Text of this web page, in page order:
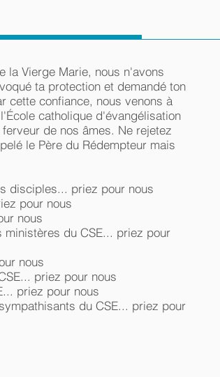
la Vierge Marie, nous n'avons
ta protection et demandé ton
cette confiance, nous venons à
catholique d'évangélisation
de nos âmes. Ne rejetez
le Père du Rédempteur mais
disciples... priez pour nous
pour nous
nous
du CSE... priez pour
nous
priez pour nous
priez pour nous
du CSE... priez pour